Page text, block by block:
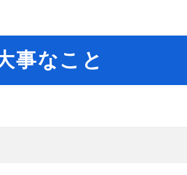
事なこと